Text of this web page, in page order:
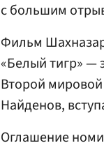
с большим
Фильм
«Белый тигр» —
Второй
Найденов,
Оглашение